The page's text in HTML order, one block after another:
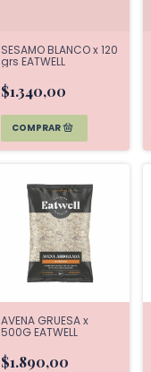
SESAMO BLANCO x 120
grs EATWELL
$1.340,00
AVENA GRUESA x
500G EATWELL
$1.890,00